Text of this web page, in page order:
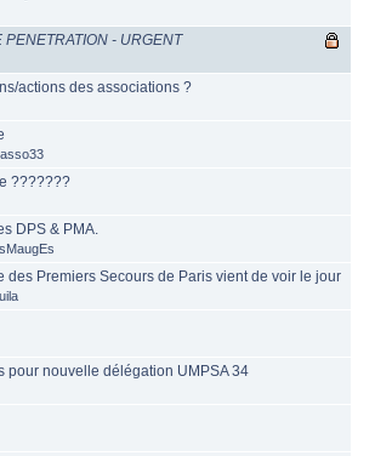
- URGENT
actions des associations ?
???????
DPS & PMA.
des Premiers Secours de Paris vient de voir le jour
pour nouvelle délégation UMPSA 34